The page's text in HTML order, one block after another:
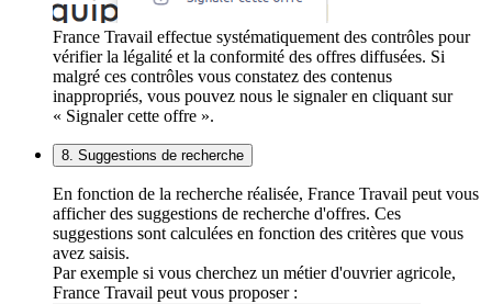
France Travail effectue systématiquement des contrôles pour
vérifier la légalité et la conformité des offres diffusées. Si
malgré ces contrôles vous constatez des contenus
inappropriés, vous pouvez nous le signaler en cliquant sur
« Signaler cette offre ».
8. Suggestions de recherche
En fonction de la recherche réalisée, France Travail peut vous
afficher des suggestions de recherche d'offres. Ces
suggestions sont calculées en fonction des critères que vous
avez saisis.
Par exemple si vous cherchez un métier d'ouvrier agricole,
France Travail peut vous proposer :